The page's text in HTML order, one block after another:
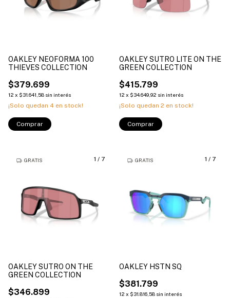
OAKLEY NEOFORMA 100
THIEVES COLLECTION
$379.699
12 x $31.641,58 sin interés
¡Solo quedan 4 en stock!
Comprar
OAKLEY SUTRO LITE ON THE
GREEN COLLECTION
$415.799
12 x $34.649,92 sin interés
¡Solo quedan 2 en stock!
Comprar
1 / 7
GRATIS
OAKLEY SUTRO ON THE
GREEN COLLECTION
$346.899
1 / 7
GRATIS
OAKLEY HSTN SQ
$381.799
12 x $31.816,58 sin interés